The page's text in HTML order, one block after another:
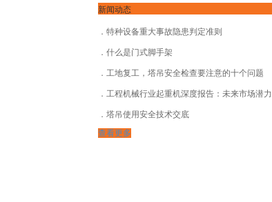
新闻动态
特种设备重大事故隐患判定准则
什么是门式脚手架
工地复工，塔吊安全检查要注意的十个问题
工程机械行业起重机深度报告：未来市场潜力巨大
塔吊使用安全技术交底
查看更多